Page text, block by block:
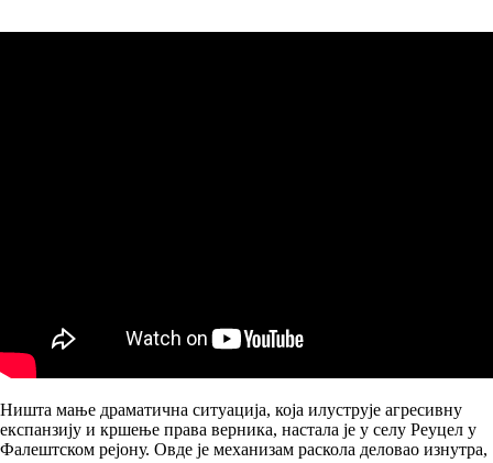
Ништа мање драматична ситуација, која илуструје агресивну
експанзију и кршење права верника, настала је у селу Реуцел у
Фалештском рејону. Овде је механизам раскола деловао изнутра,